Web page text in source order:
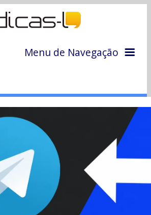
Menu de Navegação
Colunas
Colaboradores